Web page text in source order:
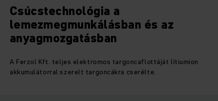
Csúcstechnológia a
lemezmegmunkálásban és az
anyagmozgatásban
A Ferzol Kft. teljes elektromos targoncaflottáját lítiumion
akkumulátorral szerelt targoncákra cserélte.